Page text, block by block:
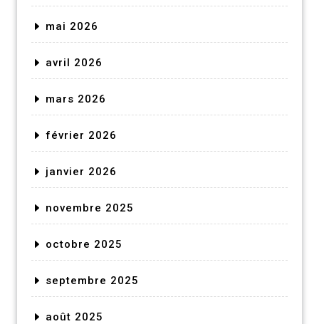
mai 2026
avril 2026
mars 2026
février 2026
janvier 2026
novembre 2025
octobre 2025
septembre 2025
août 2025